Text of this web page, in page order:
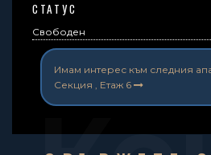
СТАТУС
Свободен
Имам интерес към следния
Секция , Етаж 6